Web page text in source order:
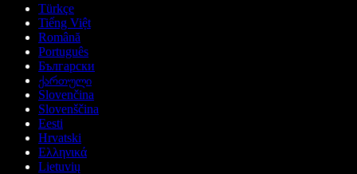
Türkçe
Tiếng Việt
Română
Português
Български
ქართული
Slovenčina
Slovenščina
Eesti
Hrvatski
Ελληνικά
Lietuvių